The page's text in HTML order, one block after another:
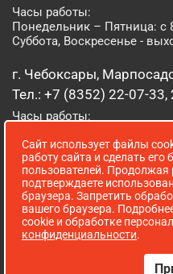
Часы работы:
Понедельник – Пятница: с
Суббота, Воскресенье -
г. Чебоксары,
Тел.: +7 (8352) 22-07-33,
Часы работы:
Суббота, Воскресенье: с
г. Йошкар-Ола, ул.
Тел.: (8362) 41-07-31
Часы работы:
Понедельник – Пятница: с
Сайт использует файлы
работу сайта и сделать
пользователей. Продолжая
подтверждаете
браузера. Запретить
вашего браузера.
cookie и обработке
конфиденциальности.